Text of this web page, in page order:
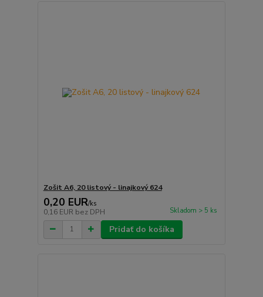
Zošit A6, 20 listový - linajkový 624
0,20 EUR/ks
0,16 EUR bez DPH Skladom > 5 ks
Pridať do košíka